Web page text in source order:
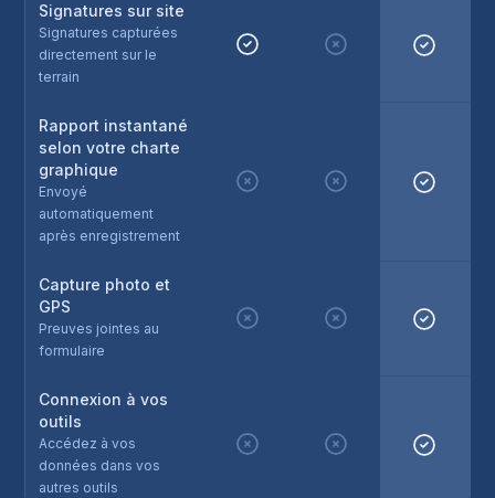
Signatures sur site
Signatures capturées
directement sur le
terrain
Rapport instantané
selon votre charte
graphique
Envoyé
automatiquement
après enregistrement
Capture photo et
GPS
Preuves jointes au
formulaire
Connexion à vos
outils
Accédez à vos
données dans vos
autres outils